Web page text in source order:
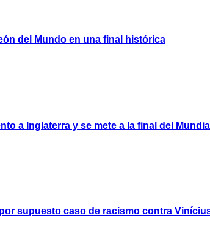
del Mundo en una final histórica
a Inglaterra y se mete a la final del
supuesto caso de racismo contra